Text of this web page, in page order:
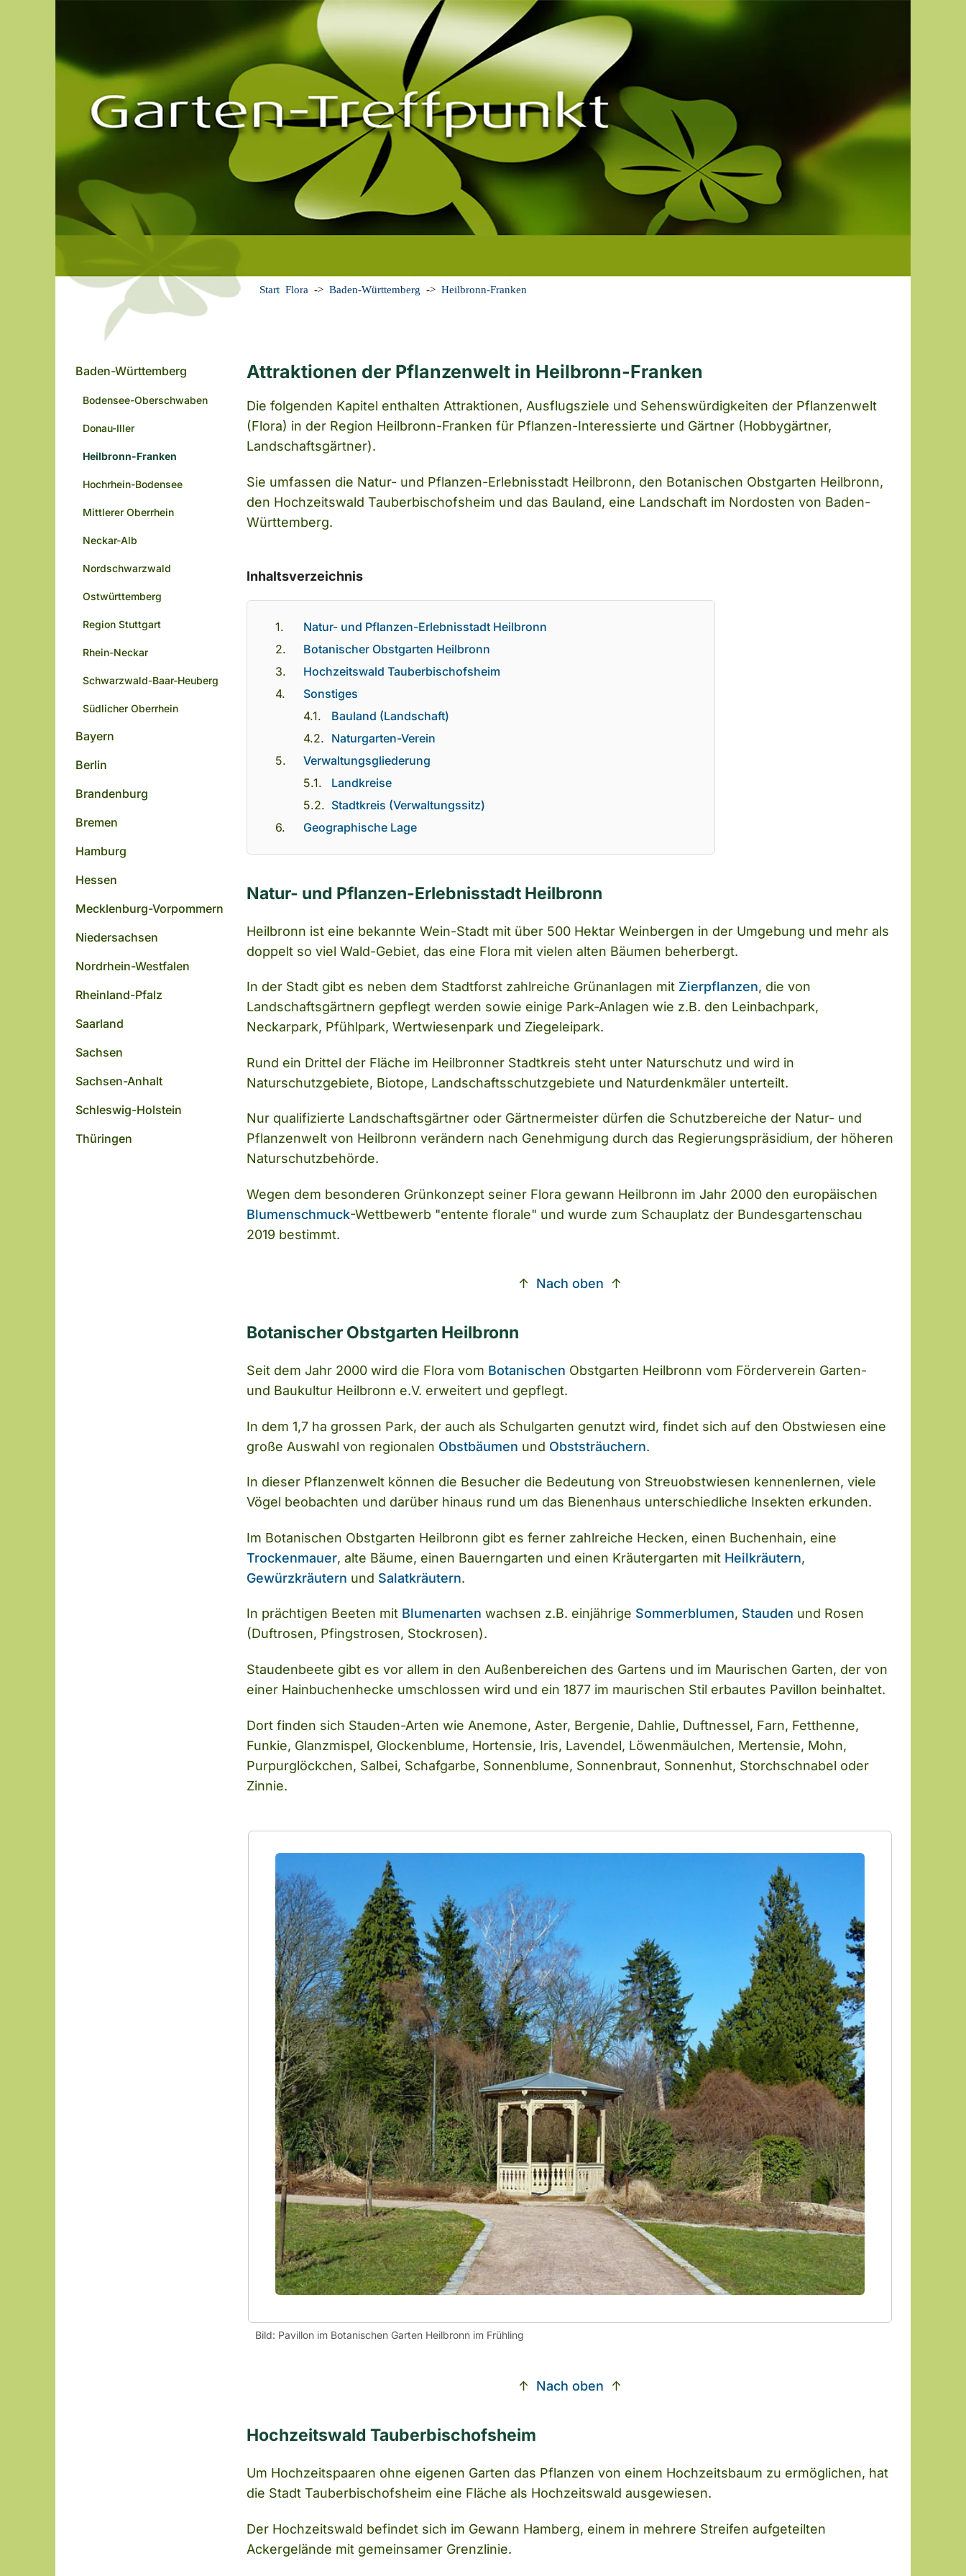
Start Flora -> Baden-Württemberg -> Heilbronn-Franken
Baden-Württemberg
Bodensee-Oberschwaben
Donau-Iller
Heilbronn-Franken
Hochrhein-Bodensee
Mittlerer Oberrhein
Neckar-Alb
Nordschwarzwald
Ostwürttemberg
Region Stuttgart
Rhein-Neckar
Schwarzwald-Baar-Heuberg
Südlicher Oberrhein
Bayern
Berlin
Brandenburg
Bremen
Hamburg
Hessen
Mecklenburg-Vorpommern
Niedersachsen
Nordrhein-Westfalen
Rheinland-Pfalz
Saarland
Sachsen
Sachsen-Anhalt
Schleswig-Holstein
Thüringen
Attraktionen der Pflanzenwelt in Heilbronn-Franken
Die folgenden Kapitel enthalten Attraktionen, Ausflugsziele und Sehenswürdigkeiten der Pflanzenwelt
(Flora) in der Region Heilbronn-Franken für Pflanzen-Interessierte und Gärtner (Hobbygärtner,
Landschaftsgärtner).
Sie umfassen die Natur- und Pflanzen-Erlebnisstadt Heilbronn, den Botanischen Obstgarten Heilbronn,
den Hochzeitswald Tauberbischofsheim und das Bauland, eine Landschaft im Nordosten von Baden-
Württemberg.
Inhaltsverzeichnis
Natur- und Pflanzen-Erlebnisstadt Heilbronn
Botanischer Obstgarten Heilbronn
Hochzeitswald Tauberbischofsheim
Sonstiges
Bauland (Landschaft)
Naturgarten-Verein
Verwaltungsgliederung
Landkreise
Stadtkreis (Verwaltungssitz)
Geographische Lage
Natur- und Pflanzen-Erlebnisstadt Heilbronn
Heilbronn ist eine bekannte Wein-Stadt mit über 500 Hektar Weinbergen in der Umgebung und mehr als
doppelt so viel Wald-Gebiet, das eine Flora mit vielen alten Bäumen beherbergt.
In der Stadt gibt es neben dem Stadtforst zahlreiche Grünanlagen mit Zierpflanzen, die von
Landschaftsgärtnern gepflegt werden sowie einige Park-Anlagen wie z.B. den Leinbachpark,
Neckarpark, Pfühlpark, Wertwiesenpark und Ziegeleipark.
Rund ein Drittel der Fläche im Heilbronner Stadtkreis steht unter Naturschutz und wird in
Naturschutzgebiete, Biotope, Landschaftsschutzgebiete und Naturdenkmäler unterteilt.
Nur qualifizierte Landschaftsgärtner oder Gärtnermeister dürfen die Schutzbereiche der Natur- und
Pflanzenwelt von Heilbronn verändern nach Genehmigung durch das Regierungspräsidium, der höheren
Naturschutzbehörde.
Wegen dem besonderen Grünkonzept seiner Flora gewann Heilbronn im Jahr 2000 den europäischen
Blumenschmuck-Wettbewerb "entente florale" und wurde zum Schauplatz der Bundesgartenschau
2019 bestimmt.
↑ Nach oben ↑
Botanischer Obstgarten Heilbronn
Seit dem Jahr 2000 wird die Flora vom Botanischen Obstgarten Heilbronn vom Förderverein Garten-
und Baukultur Heilbronn e.V. erweitert und gepflegt.
In dem 1,7 ha grossen Park, der auch als Schulgarten genutzt wird, findet sich auf den Obstwiesen eine
große Auswahl von regionalen Obstbäumen und Obststräuchern.
In dieser Pflanzenwelt können die Besucher die Bedeutung von Streuobstwiesen kennenlernen, viele
Vögel beobachten und darüber hinaus rund um das Bienenhaus unterschiedliche Insekten erkunden.
Im Botanischen Obstgarten Heilbronn gibt es ferner zahlreiche Hecken, einen Buchenhain, eine
Trockenmauer, alte Bäume, einen Bauerngarten und einen Kräutergarten mit Heilkräutern,
Gewürzkräutern und Salatkräutern.
In prächtigen Beeten mit Blumenarten wachsen z.B. einjährige Sommerblumen, Stauden und Rosen
(Duftrosen, Pfingstrosen, Stockrosen).
Staudenbeete gibt es vor allem in den Außenbereichen des Gartens und im Maurischen Garten, der von
einer Hainbuchenhecke umschlossen wird und ein 1877 im maurischen Stil erbautes Pavillon beinhaltet.
Dort finden sich Stauden-Arten wie Anemone, Aster, Bergenie, Dahlie, Duftnessel, Farn, Fetthenne,
Funkie, Glanzmispel, Glockenblume, Hortensie, Iris, Lavendel, Löwenmäulchen, Mertensie, Mohn,
Purpurglöckchen, Salbei, Schafgarbe, Sonnenblume, Sonnenbraut, Sonnenhut, Storchschnabel oder
Zinnie.
Bild: Pavillon im Botanischen Garten Heilbronn im Frühling
↑ Nach oben ↑
Hochzeitswald Tauberbischofsheim
Um Hochzeitspaaren ohne eigenen Garten das Pflanzen von einem Hochzeitsbaum zu ermöglichen, hat
die Stadt Tauberbischofsheim eine Fläche als Hochzeitswald ausgewiesen.
Der Hochzeitswald befindet sich im Gewann Hamberg, einem in mehrere Streifen aufgeteilten
Ackergelände mit gemeinsamer Grenzlinie.